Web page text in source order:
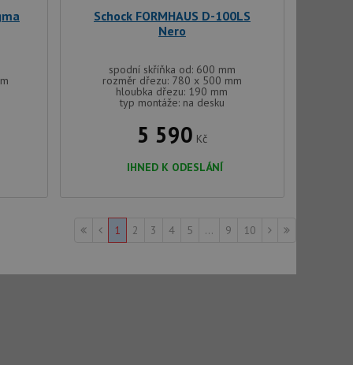
Schock FORMHAUS D-100LS
Nero
spodní skříňka od: 600 mm
rozměr dřezu: 780 x 500 mm
hloubka dřezu: 190 mm
typ montáže: na desku
5 590 Kč
IHNED K ODESLÁNÍ
1 2 3 4 5 ... 9 10
ale pokud je
zda prohlížeč
sledování
a
koncový uživatel